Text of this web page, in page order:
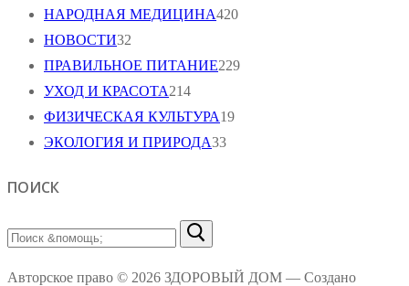
НАРОДНАЯ МЕДИЦИНА420
НОВОСТИ32
ПРАВИЛЬНОЕ ПИТАНИЕ229
УХОД И КРАСОТА214
ФИЗИЧЕСКАЯ КУЛЬТУРА19
ЭКОЛОГИЯ И ПРИРОДА33
ПОИСК
Найти:
Авторское право © 2026 ЗДОРОВЫЙ ДОМ — Создано